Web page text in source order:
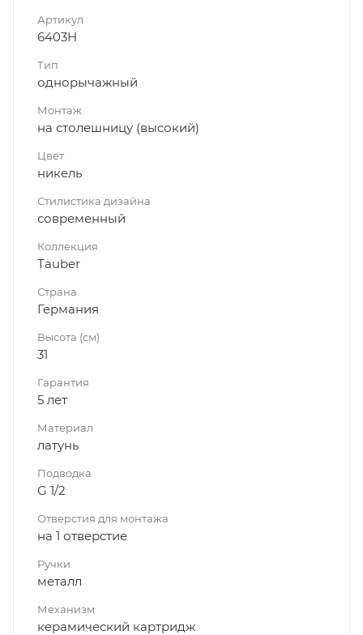
Артикул
6403H
Тип
однорычажный
Монтаж
на столешницу (высокий)
Цвет
никель
Стилистика дизайна
современный
Коллекция
Tauber
Страна
Германия
Высота (см)
31
Гарантия
5 лет
Материал
латунь
Подводка
G 1/2
Отверстия для монтажа
на 1 отверстие
Ручки
металл
Механизм
керамический картридж